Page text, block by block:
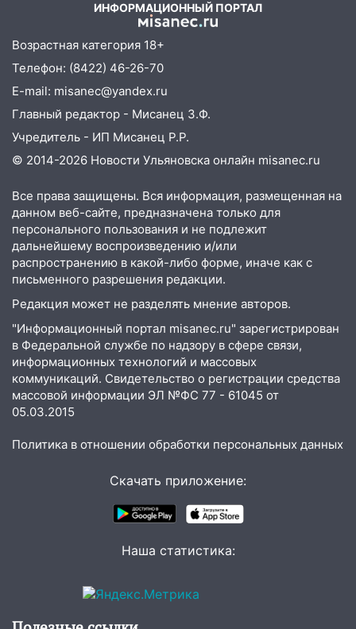
В Ульяновске ищут 37-летнего
мужчину, пропавшего ещё 19 июля
10:30
От мотофристайла до прогулки с
хаски: куда сходить в Ульяновской
области 8–9 августа
10:11 Директора ульяновской
«Нефтяной топливной компании» будут
судить за неуплату 48,4 млн рублей
09:28 Дети на дорогах: пострадали
велосипедисты, мотоциклисты и
пешеходы. Обзор крупных аварий в
Ульяновской области
08:30 Поджог со свечой, 16 сгоревших
домов и выстрел за водку
07:50 Какая погоды будет днем 8
августа
06:45 Императорский мост в
Ульяновске останется закрытым до
утра 10 августа
05:18
Судьба готовит сюрприз: гороскоп
деньгами, а кого ждет неожиданная
В Ульяновской области объявили
ракетную опасность: звучат сирены
Ульяновские аграрии смогут
ИНФОРМАЦИОННЫЙ ПОРТАЛ
Возрастная категория 18+
Телефон: (8422) 46-26-70
E-mail: misanec@yandex.ru
Главный редактор - Мисанец З.Ф.
Учредитель - ИП Мисанец Р.Р.
© 2014-2026 Новости Ульяновска онлайн misanec.ru
Все права защищены. Вся информация, размещенная на
данном веб-сайте, предназначена только для
персонального пользования и не подлежит
дальнейшему воспроизведению и/или
распространению в какой-либо форме, иначе как с
письменного разрешения редакции.
Редакция может не разделять мнение авторов.
"Информационный портал misanec.ru" зарегистрирован
в Федеральной службе по надзору в сфере связи,
информационных технологий и массовых
коммуникаций. Свидетельство о регистрации средства
массовой информации ЭЛ №ФС 77 - 61045 от
05.03.2015
Политика в отношении обработки персональных данных
Скачать приложение:
Наша статистика: